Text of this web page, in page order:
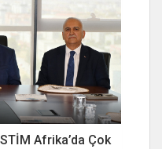
Afrika’da Çok